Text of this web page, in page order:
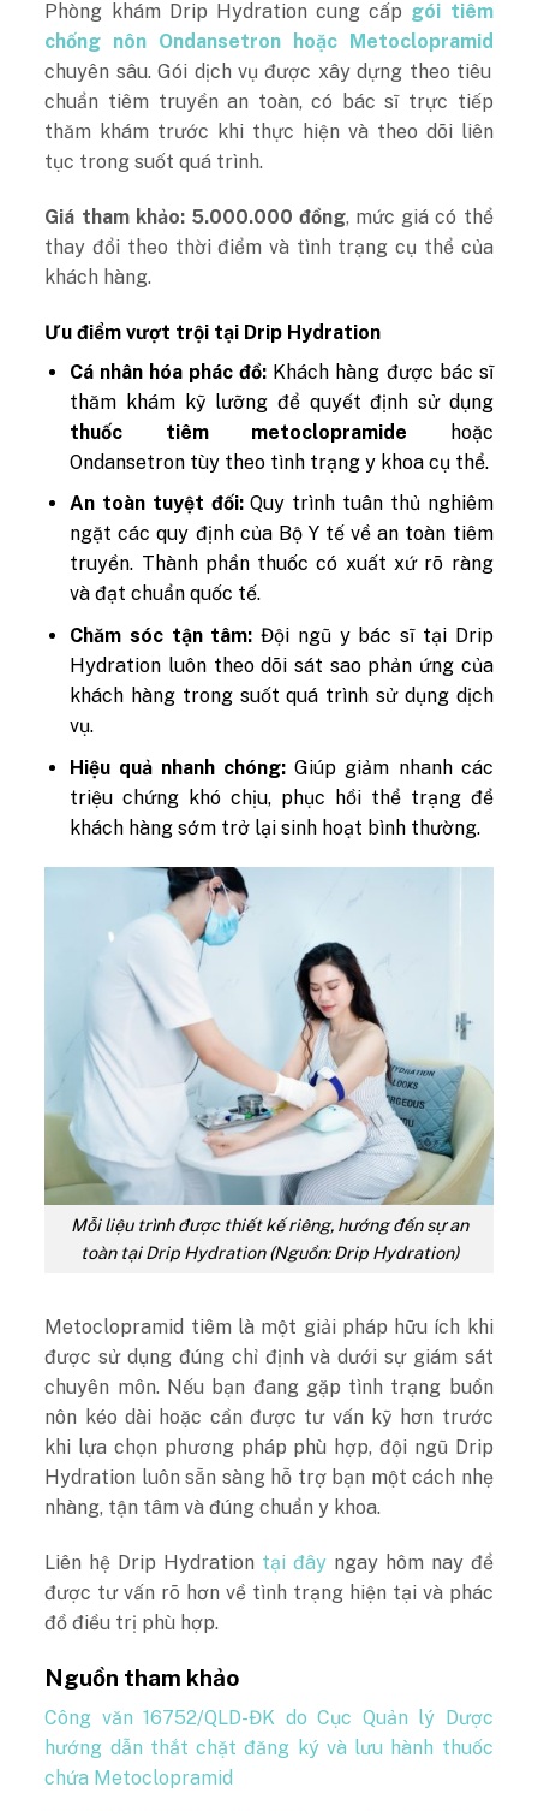
Phòng khám Drip Hydration cung cấp gói tiêm
chống nôn Ondansetron hoặc Metoclopramid
chuyên sâu. Gói dịch vụ được xây dựng theo tiêu
chuẩn tiêm truyền an toàn, có bác sĩ trực tiếp
thăm khám trước khi thực hiện và theo dõi liên
tục trong suốt quá trình.
Giá tham khảo: 5.000.000 đồng, mức giá có thể
thay đổi theo thời điểm và tình trạng cụ thể của
khách hàng.
Ưu điểm vượt trội tại Drip Hydration
Cá nhân hóa phác đồ: Khách hàng được bác sĩ
thăm khám kỹ lưỡng để quyết định sử dụng
thuốc tiêm metoclopramide hoặc
Ondansetron tùy theo tình trạng y khoa cụ thể.
An toàn tuyệt đối:Quy trình tuân thủ nghiêm
ngặt các quy định của Bộ Y tế về an toàn tiêm
truyền. Thành phần thuốc có xuất xứ rõ ràng
và đạt chuẩn quốc tế.
Chăm sóc tận tâm: Đội ngũ y bác sĩ tại Drip
Hydration luôn theo dõi sát sao phản ứng của
khách hàng trong suốt quá trình sử dụng dịch
vụ.
Hiệu quả nhanh chóng: Giúp giảm nhanh các
triệu chứng khó chịu, phục hồi thể trạng để
khách hàng sớm trở lại sinh hoạt bình thường.
Mỗi liệu trình được thiết kế riêng, hướng đến sự an
toàn tại Drip Hydration (Nguồn: Drip Hydration)
Metoclopramid tiêm là một giải pháp hữu ích khi
được sử dụng đúng chỉ định và dưới sự giám sát
chuyên môn. Nếu bạn đang gặp tình trạng buồn
nôn kéo dài hoặc cần được tư vấn kỹ hơn trước
khi lựa chọn phương pháp phù hợp, đội ngũ Drip
Hydration luôn sẵn sàng hỗ trợ bạn một cách nhẹ
nhàng, tận tâm và đúng chuẩn y khoa.
Liên hệ Drip Hydration tại đâyngay hôm nay để
được tư vấn rõ hơn về tình trạng hiện tại và phác
đồ điều trị phù hợp.
Nguồn tham khảo
Công văn 16752/QLD-ĐK do Cục Quản lý Dược
hướng dẫn thắt chặt đăng ký và lưu hành thuốc
chứa Metoclopramid